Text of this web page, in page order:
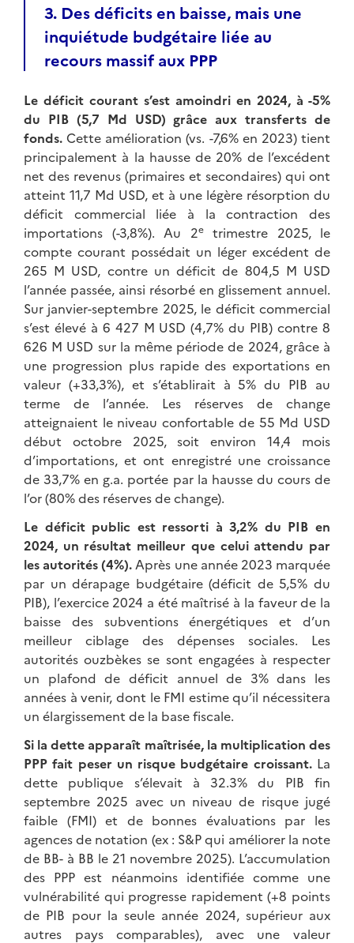
3. Des déficits en baisse, mais une
inquiétude budgétaire liée au
recours massif aux PPP
Le déficit courant s’est amoindri en 2024, à -5%
du PIB (5,7 Md USD) grâce aux transferts de
fonds. Cette amélioration (vs. -7,6% en 2023) tient
principalement à la hausse de 20% de l’excédent
net des revenus (primaires et secondaires) qui ont
atteint 11,7 Md USD, et à une légère résorption du
déficit commercial liée à la contraction des
importations (-3,8%). Au 2etrimestre 2025, le
compte courant possédait un léger excédent de
265 M USD, contre un déficit de 804,5 M USD
l’année passée, ainsi résorbé en glissement annuel.
Sur janvier-septembre 2025, le déficit commercial
s’est élevé à 6 427 M USD (4,7% du PIB) contre 8
626 M USD sur la même période de 2024, grâce à
une progression plus rapide des exportations en
valeur (+33,3%), et s’établirait à 5% du PIB au
terme de l’année. Les réserves de change
atteignaient le niveau confortable de 55 Md USD
début octobre 2025, soit environ 14,4 mois
d’importations, et ont enregistré une croissance
de 33,7% en g.a. portée par la hausse du cours de
l’or (80% des réserves de change).
Le déficit public est ressorti à 3,2% du PIB en
2024, un résultat meilleur que celui attendu par
les autorités (4%). Après une année 2023 marquée
par un dérapage budgétaire (déficit de 5,5% du
PIB), l’exercice 2024 a été maîtrisé à la faveur de la
baisse des subventions énergétiques et d’un
meilleur ciblage des dépenses sociales. Les
autorités ouzbèkes se sont engagées à respecter
un plafond de déficit annuel de 3% dans les
années à venir, dont le FMI estime qu’il nécessitera
un élargissement de la base fiscale.
Si la dette apparaît maîtrisée, la multiplication des
PPP fait peser un risque budgétaire croissant. La
dette publique s’élevait à 32.3% du PIB fin
septembre 2025 avec un niveau de risque jugé
faible (FMI) et de bonnes évaluations par les
agences de notation (ex : S&P qui améliorer la note
de BB- à BB le 21 novembre 2025). L’accumulation
des PPP est néanmoins identifiée comme une
vulnérabilité qui progresse rapidement (+8 points
de PIB pour la seule année 2024, supérieur aux
autres pays comparables), avec une valeur